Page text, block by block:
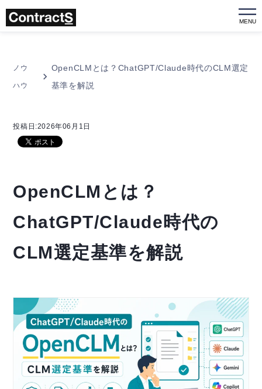
MENU
ノウ
ハウ
OpenCLMとは？ChatGPT/Claude時代のCLM選定
基準を解説
投稿日:2026年06月1日
OpenCLMとは？
ChatGPT/Claude時代の
CLM選定基準を解説